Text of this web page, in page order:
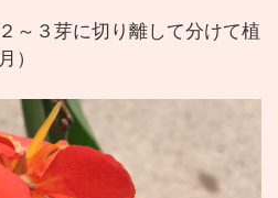
～３芽に切り離して分けて植
）